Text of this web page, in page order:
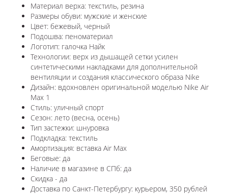
Материал верха: текстиль, резина
Размеры обуви: мужские и женские
Цвет: бежевый, черный
Подошва: пеноматериал
Логотип: галочка Найк
Технологии: верх из дышащей сетки усилен
синтетическими накладками для дополнительной
вентиляции и создания классического образа Nike
Дизайн: вдохновлен оригинальной моделью Nike Air
Max 1
Стиль: уличный спорт
Сезон: лето (весна, осень)
Тип застежки: шнуровка
Подкладка: текстиль
Амортизация: вставка Air Max
Беговые: да
Наличие в магазине в СПб: да
Скидка - да
Доставка по Санкт-Петербургу: курьером, 350 рублей